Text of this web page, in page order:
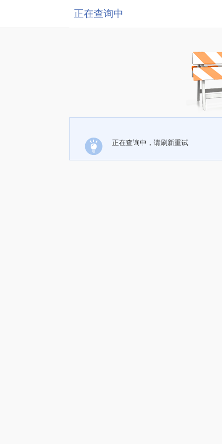
正在查询中
正在查询中，请刷新重试